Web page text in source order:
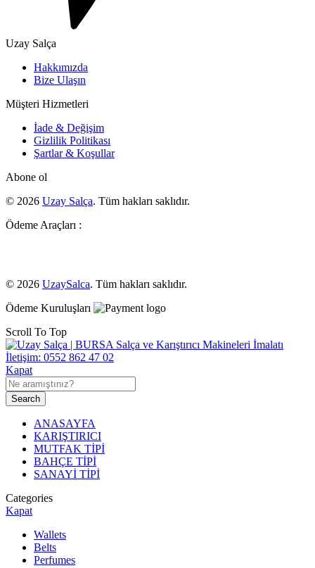
Uzay Salça
Hakkımızda
Bize Ulaşın
Müşteri Hizmetleri
İade & Değişim
Gizlilik Politikası
Şartlar & Koşullar
Abone ol
© 2026 Uzay Salça. Tüm hakları saklıdır.
Ödeme Araçları :
© 2026 UzaySalca. Tüm hakları saklıdır.
Ödeme Kuruluşları
Scroll To Top
Kapat
Search
ANASAYFA
KARIŞTIRICI
MUTFAK TİPİ
BAHÇE TİPİ
SANAYİ TİPİ
Categories
Kapat
Wallets
Belts
Perfumes